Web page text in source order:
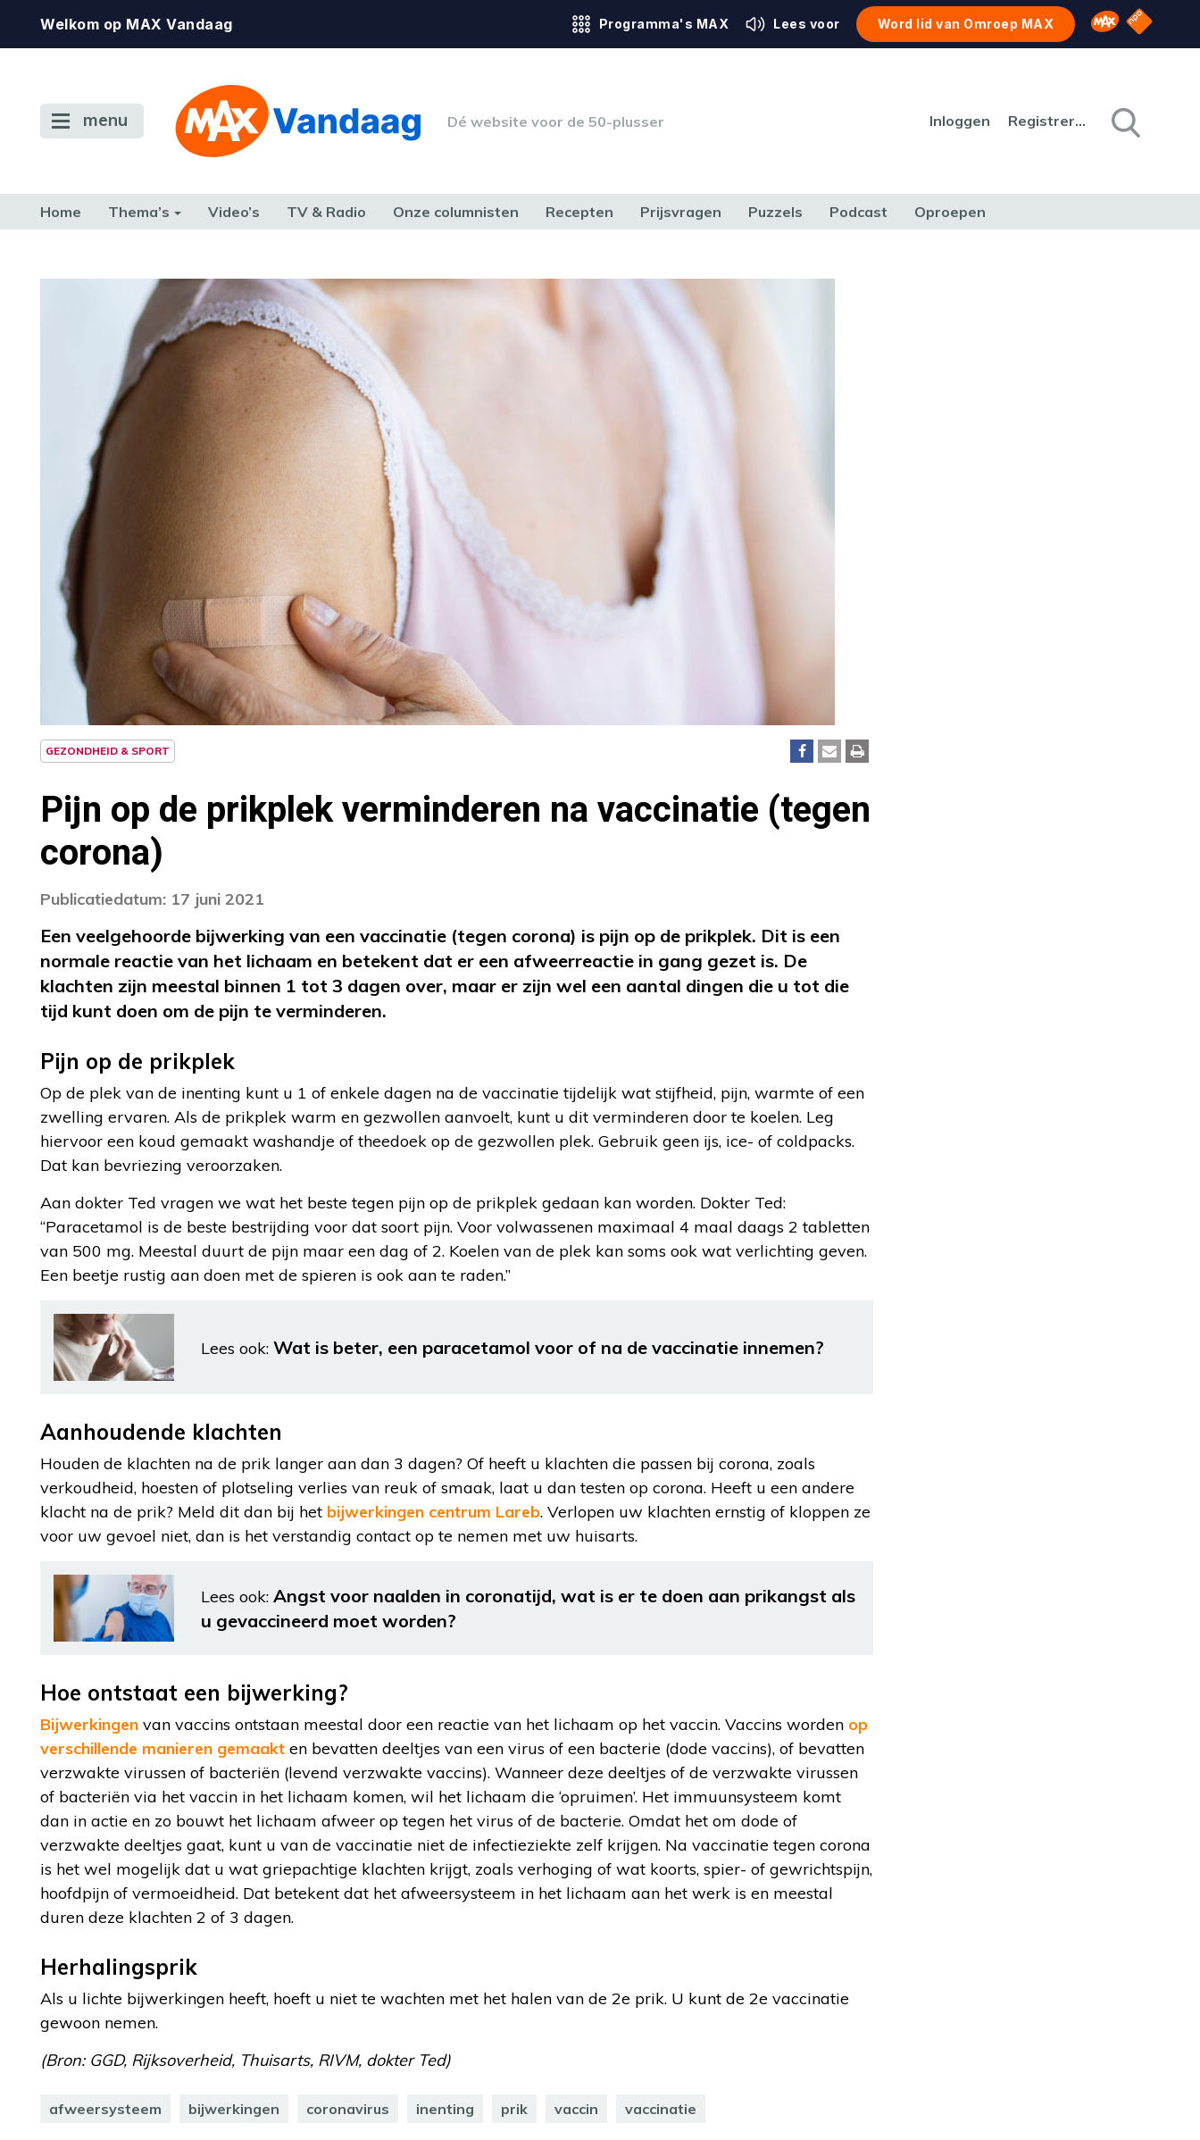
Welkom op MAX Vandaag Programma's MAX Lees voor Word lid van Omroep MAX Omroep MAX
NPO
menu Dé website voor de 50-plusser Inloggen Registreren
Home Thema’s Video’s TV & Radio Onze columnisten Recepten Prijsvragen Puzzels Podcast Oproepen
GEZONDHEID & SPORT
Pijn op de prikplek verminderen na vaccinatie (tegen
corona)
Publicatiedatum: 17 juni 2021
Een veelgehoorde bijwerking van een vaccinatie (tegen corona) is pijn op de prikplek. Dit is een
normale reactie van het lichaam en betekent dat er een afweerreactie in gang gezet is. De
klachten zijn meestal binnen 1 tot 3 dagen over, maar er zijn wel een aantal dingen die u tot die
tijd kunt doen om de pijn te verminderen.
Pijn op de prikplek
Op de plek van de inenting kunt u 1 of enkele dagen na de vaccinatie tijdelijk wat stijfheid, pijn, warmte of een
zwelling ervaren. Als de prikplek warm en gezwollen aanvoelt, kunt u dit verminderen door te koelen. Leg
hiervoor een koud gemaakt washandje of theedoek op de gezwollen plek. Gebruik geen ijs, ice- of coldpacks.
Dat kan bevriezing veroorzaken.
Aan dokter Ted vragen we wat het beste tegen pijn op de prikplek gedaan kan worden. Dokter Ted:
“Paracetamol is de beste bestrijding voor dat soort pijn. Voor volwassenen maximaal 4 maal daags 2 tabletten
van 500 mg. Meestal duurt de pijn maar een dag of 2. Koelen van de plek kan soms ook wat verlichting geven.
Een beetje rustig aan doen met de spieren is ook aan te raden.”
Lees ook: Wat is beter, een paracetamol voor of na de vaccinatie innemen?
Aanhoudende klachten
Houden de klachten na de prik langer aan dan 3 dagen? Of heeft u klachten die passen bij corona, zoals
verkoudheid, hoesten of plotseling verlies van reuk of smaak, laat u dan testen op corona. Heeft u een andere
klacht na de prik? Meld dit dan bij het bijwerkingen centrum Lareb. Verlopen uw klachten ernstig of kloppen ze
voor uw gevoel niet, dan is het verstandig contact op te nemen met uw huisarts.
Lees ook: Angst voor naalden in coronatijd, wat is er te doen aan prikangst als
u gevaccineerd moet worden?
Hoe ontstaat een bijwerking?
Bijwerkingen van vaccins ontstaan meestal door een reactie van het lichaam op het vaccin. Vaccins worden op
verschillende manieren gemaakt en bevatten deeltjes van een virus of een bacterie (dode vaccins), of bevatten
verzwakte virussen of bacteriën (levend verzwakte vaccins). Wanneer deze deeltjes of de verzwakte virussen
of bacteriën via het vaccin in het lichaam komen, wil het lichaam die ‘opruimen’. Het immuunsysteem komt
dan in actie en zo bouwt het lichaam afweer op tegen het virus of de bacterie. Omdat het om dode of
verzwakte deeltjes gaat, kunt u van de vaccinatie niet de infectieziekte zelf krijgen. Na vaccinatie tegen corona
is het wel mogelijk dat u wat griepachtige klachten krijgt, zoals verhoging of wat koorts, spier- of gewrichtspijn,
hoofdpijn of vermoeidheid. Dat betekent dat het afweersysteem in het lichaam aan het werk is en meestal
duren deze klachten 2 of 3 dagen.
Herhalingsprik
Als u lichte bijwerkingen heeft, hoeft u niet te wachten met het halen van de 2e prik. U kunt de 2e vaccinatie
gewoon nemen.
(Bron: GGD, Rijksoverheid, Thuisarts, RIVM, dokter Ted)
afweersysteem bijwerkingen coronavirus inenting prik vaccin vaccinatie